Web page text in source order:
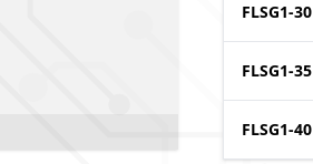
FLSG1-30
FLSG1-35
FLSG1-40